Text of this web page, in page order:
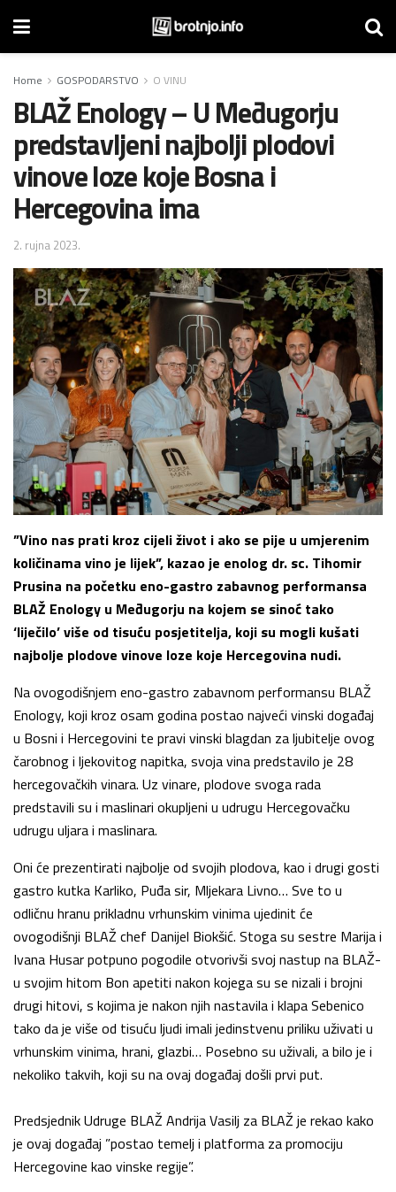
Home GOSPODARSTVO O VINU
BLAŽ Enology – U Međugorju
predstavljeni najbolji plodovi
vinove loze koje Bosna i
Hercegovina ima
2. rujna 2023.
”Vino nas prati kroz cijeli život i ako se pije u umjerenim
količinama vino je lijek”, kazao je enolog dr. sc. Tihomir
Prusina na početku eno-gastro zabavnog performansa
BLAŽ Enology u Međugorju na kojem se sinoć tako
‘liječilo’ više od tisuću posjetitelja, koji su mogli kušati
najbolje plodove vinove loze koje Hercegovina nudi.
Na ovogodišnjem eno-gastro zabavnom performansu BLAŽ
Enology, koji kroz osam godina postao najveći vinski događaj
u Bosni i Hercegovini te pravi vinski blagdan za ljubitelje ovog
čarobnog i ljekovitog napitka, svoja vina predstavilo je 28
hercegovačkih vinara. Uz vinare, plodove svoga rada
predstavili su i maslinari okupljeni u udrugu Hercegovačku
udrugu uljara i maslinara.
Oni će prezentirati najbolje od svojih plodova, kao i drugi gosti
gastro kutka Karliko, Puđa sir, Mljekara Livno… Sve to u
odličnu hranu prikladnu vrhunskim vinima ujedinit će
ovogodišnji BLAŽ chef Danijel Biokšić. Stoga su sestre Marija i
Ivana Husar potpuno pogodile otvorivši svoj nastup na BLAŽ-
u svojim hitom Bon apetiti nakon kojega su se nizali i brojni
drugi hitovi, s kojima je nakon njih nastavila i klapa Sebenico
tako da je više od tisuću ljudi imali jedinstvenu priliku uživati u
vrhunskim vinima, hrani, glazbi… Posebno su uživali, a bilo je i
nekoliko takvih, koji su na ovaj događaj došli prvi put.
Predsjednik Udruge BLAŽ Andrija Vasilj za BLAŽ je rekao kako
je ovaj događaj ”postao temelj i platforma za promociju
Hercegovine kao vinske regije”.